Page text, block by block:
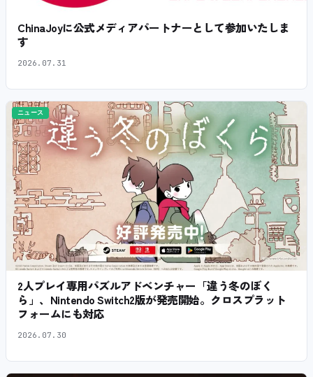
ChinaJoyに公式メディアパートナーとして参加いたしま
す
2026.07.31
ニュース
2人プレイ専用パズルアドベンチャー「違う冬のぼく
ら」、Nintendo Switch2版が発売開始。クロスプラット
フォームにも対応
2026.07.30